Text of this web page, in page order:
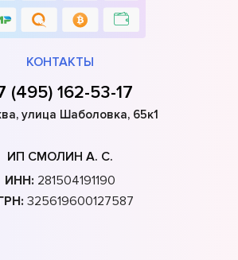
КОНТАКТЫ
(495) 162-53-17
улица Шаболовка, 65к1
ИП СМОЛИН А. С.
ИНН: 281504191190
325619600127587